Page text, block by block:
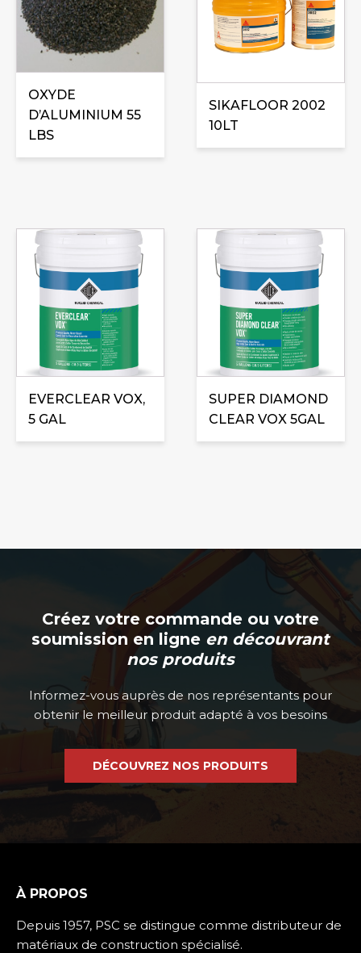
OXYDE
D’ALUMINIUM 55
LBS
variations.
Les
options
peuvent
être
choisies
sur
la
SIKAFLOOR 2002
10LT
EVERCLEAR VOX,
5 GAL
SUPER DIAMOND
CLEAR VOX 5GAL
Créez votre commande ou votre
soumission en ligne en découvrant
nos produits
Informez-vous auprès de nos représentants pour
obtenir le meilleur produit adapté à vos besoins
DÉCOUVREZ NOS PRODUITS
À PROPOS
Depuis 1957, PSC se distingue comme distributeur de
matériaux de construction spécialisé.